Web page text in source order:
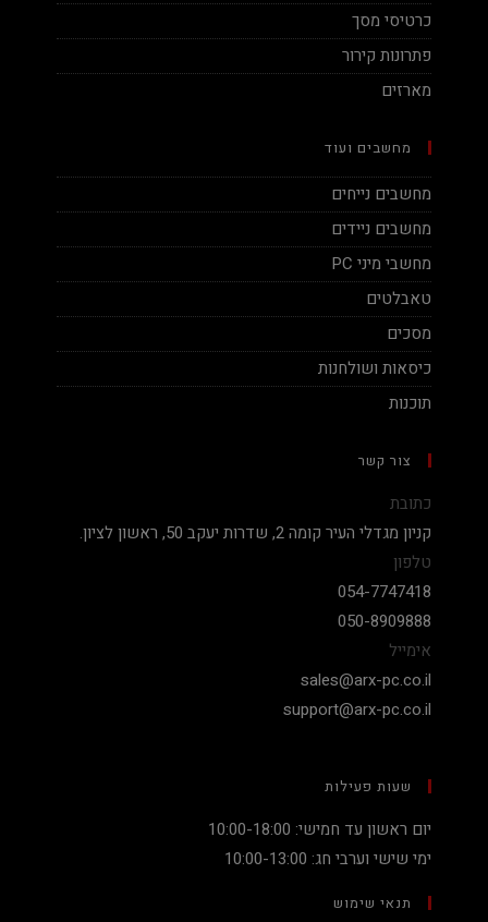
כרטיסי מסך
פתרונות קירור
מארזים
מחשבים ועוד
מחשבים נייחים
מחשבים ניידים
מחשבי מיני PC
טאבלטים
מסכים
כיסאות ושולחנות
תוכנות
צור קשר
כתובת
קניון מגדלי העיר קומה 2, שדרות יעקב 50, ראשון לציון.
טלפון
054-7747418
050-8909888
אימייל
sales@arx-pc.co.il
support@arx-pc.co.il
שעות פעילות
יום ראשון עד חמישי: 10:00-18:00
ימי שישי וערבי חג: 10:00-13:00
תנאי שימוש